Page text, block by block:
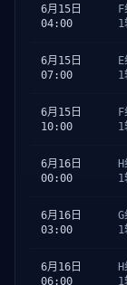
6月15日
04:00
1
6月15日
07:00
1
6月15日
10:00
1
6月16日
00:00
1
6月16日
03:00
1
6月16日
06:00
1